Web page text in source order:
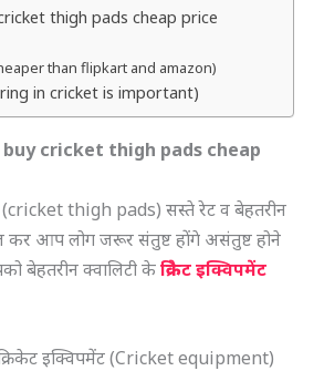
cricket thigh pads cheap price
than flipkart and amazon)
in cricket is important)
buy cricket thigh pads cheap
(cricket thigh pads) सस्ते रेट व बेहतरीन
कर आप लोग जरूर संतुष्ट होंगे असंतुष्ट होने
बेहतरीन क्वालिटी केक्रिकेट इक्विपमेंट
इक्विपमेंट (Cricket equipment)